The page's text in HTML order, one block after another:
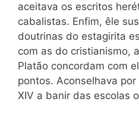
aceitava os escritos
cabalistas. Enfim, êle
doutrinas do estagirita
com as do cristianismo,
Platão concordam com
pontos. Aconselhava
XIV a banir das escolas